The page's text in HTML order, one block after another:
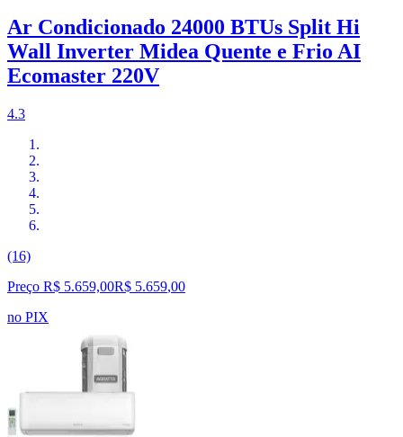
Ar Condicionado 24000 BTUs Split Hi
Wall Inverter Midea Quente e Frio AI
Ecomaster 220V
4.3
(16)
Preço R$ 5.659,00R$ 5.659,00
no PIX